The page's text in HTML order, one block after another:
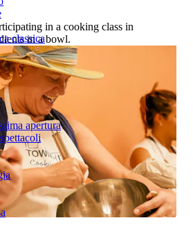
classica
apertura
in a cooking class in
in a bowl.